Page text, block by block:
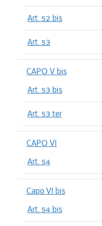
Art. 52 bis
Art. 53
CAPO V bis
Art. 53 bis
Art. 53 ter
CAPO VI
Art. 54
Capo VI bis
Art. 54 bis